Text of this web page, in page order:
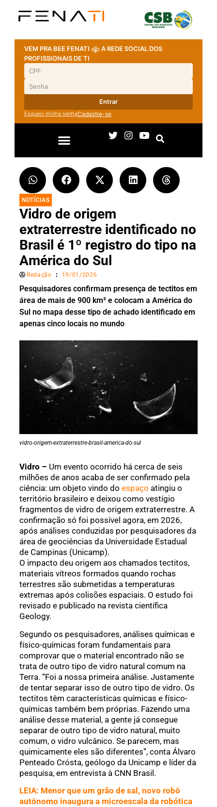
VEM PRA BEE FENATI
A REDE SOCIAL DOS
PROFISSIONAIS DE TI
Entrar
Esqueci minha senhaCadastre-se
NOTÍCIAS
Vidro de origem
extraterrestre identificado no
Brasil é 1º registro do tipo na
América do Sul
Redação 19/01/2026
Pesquisadores confirmam presença de tectitos em
área de mais de 900 km² e colocam a América do
Sul no mapa desse tipo de achado identificado em
apenas cinco locais no mundo
vidro-origem-extraterrestre-brasil-america-do-sul
Vidro – Um evento ocorrido há cerca de seis
milhões de anos acaba de ser confirmado pela
ciência: um objeto vindo do espaço atingiu o
território brasileiro e deixou como vestígio
fragmentos de vidro de origem extraterrestre. A
confirmação só foi possível agora, em 2026,
após análises conduzidas por pesquisadores da
área de geociências da Universidade Estadual
de Campinas (Unicamp).
O impacto deu origem aos chamados tectitos,
materiais vítreos formados quando rochas
terrestres são submetidas a temperaturas
extremas após colisões espaciais. O estudo foi
revisado e publicado na revista científica
Geology.
Segundo os pesquisadores, análises químicas e
físico-químicas foram fundamentais para
comprovar que o material encontrado não se
trata de outro tipo de vidro natural comum na
Terra. “Foi a nossa primeira análise. Justamente
de tentar separar isso de outro tipo de vidro. Os
tectitos têm características químicas e físico-
químicas também bem próprias. Fazendo uma
análise desse material, a gente já consegue
separar de outro tipo de vidro natural, muito
comum, o vidro vulcânico. Se parecem, mas
quimicamente eles são diferentes”, conta Álvaro
Penteado Crósta, geólogo da Unicamp e líder da
pesquisa, em entrevista à CNN Brasil.
LEIA: Menor que um grão de sal, novo robô
autônomo inaugura a microescala da robótica